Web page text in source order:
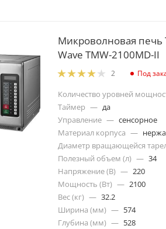
Микроволновая печь
Wave TMW-2100MD-II
2 Под
Количество уровней
Таймер — да
Управление — сенсорное
Материал корпуса —
Диаметр вращающейся
Полезный объем (л) — 34
Напряжение (В) — 220
Мощность (Вт) — 2100
Вес (кг) — 32.2
Ширина (мм) — 574
Глубина (мм) — 528